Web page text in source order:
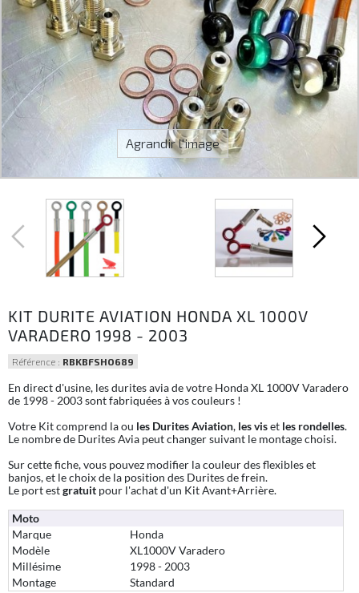
Agrandir l'image
KIT DURITE AVIATION HONDA XL 1000V
VARADERO 1998 - 2003
Référence : RBKBFSHO689
En direct d'usine, les durites avia de votre Honda XL 1000V Varadero
de 1998 - 2003 sont fabriquées à vos couleurs !
Votre Kit comprend la ou les Durites Aviation, les viset les rondelles.
Le nombre de Durites Avia peut changer suivant le montage choisi.
Sur cette fiche, vous pouvez modifier la couleur des flexibles et
banjos, et le choix de la position des Durites de frein.
Le port estgratuit pour l'achat d'un Kit Avant+Arrière.
Moto
Marque
Honda
Modèle
XL1000V Varadero
Millésime
1998 - 2003
Montage
Standard